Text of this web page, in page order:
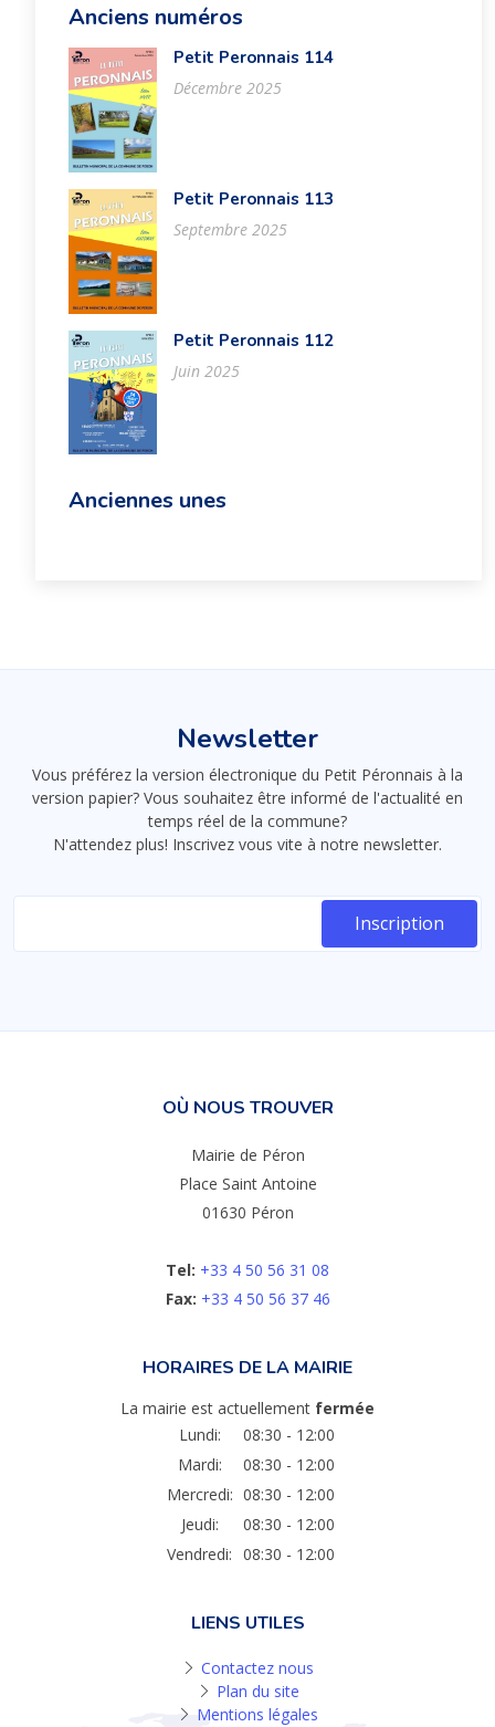
Anciens numéros
Petit Peronnais 114
Décembre 2025
Petit Peronnais 113
Septembre 2025
Petit Peronnais 112
Juin 2025
Anciennes unes
Newsletter
Vous préférez la version électronique du Petit Péronnais à la
version papier? Vous souhaitez être informé de l'actualité en
temps réel de la commune?
N'attendez plus! Inscrivez vous vite à notre newsletter.
OÙ NOUS TROUVER
Mairie de Péron
Place Saint Antoine
01630 Péron
Tel: +33 4 50 56 31 08
Fax: +33 4 50 56 37 46
HORAIRES DE LA MAIRIE
La mairie est actuellement fermée
Lundi:
08:30 - 12:00
Mardi:
08:30 - 12:00
Mercredi: 08:30 - 12:00
Jeudi:
08:30 - 12:00
Vendredi: 08:30 - 12:00
LIENS UTILES
Contactez nous
Plan du site
Mentions légales